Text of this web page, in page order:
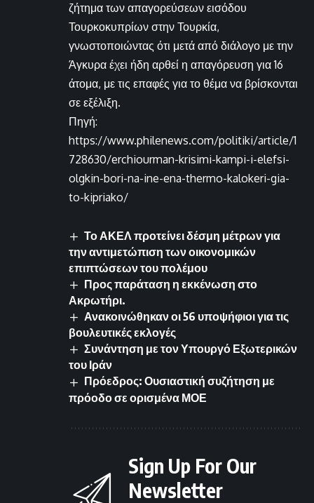
ζήτημα των απαγορεύσεων εισόδου
Τουρκοκυπρίων στην Τουρκία,
γνωστοποιώντας ότι μετά από διάλογο με την
Άγκυρα έχει ήδη αρθεί η απαγόρευση για 16
άτομα, με τις επαφές για το θέμα να βρίσκονται
σε εξέλιξη.
Πηγή:
https://www.philenews.com/politiki/article/1
728630/erchiourman-krisimi-kampi-i-elefsi-
olgkin-bori-na-ine-ena-thermo-kalokeri-gia-
to-kipriako/
Το ΑΚΕΛ προτείνει δέσμη μέτρων για
την αντιμετώπιση των οικονομικών
επιπτώσεων του πολέμου
Προς παράταση η εκκένωση στο
Ακρωτήρι.
Ανακοινώθηκαν οι 56 υποψήφιοι για τις
βουλευτικές εκλογές
Συνάντηση με τον Υπουργό Εξωτερικών
του Ιράν
Πρόεδρος: Ουσιαστική συζήτηση με
πρόοδο σε ορισμένα ΜΟΕ
Sign Up For Our
Newsletter